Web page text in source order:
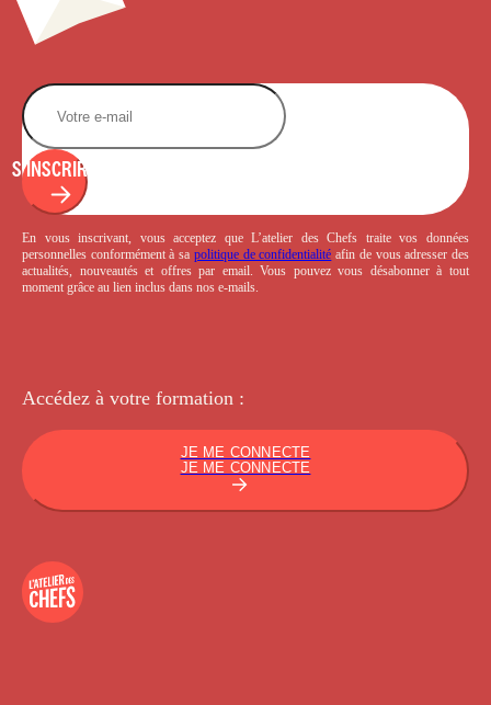
S'INSCRIRE
En vous inscrivant, vous acceptez que L’atelier des Chefs traite vos données
personnelles conformément à sa politique de confidentialité afin de vous adresser des
actualités, nouveautés et offres par email. Vous pouvez vous désabonner à tout
moment grâce au lien inclus dans nos e-mails.
Accédez à votre formation :
JE ME CONNECTE
JE ME CONNECTE